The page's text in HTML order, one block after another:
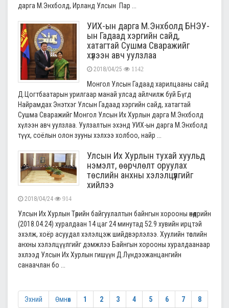
дарга М.Энхболд, Ирланд Улсын Пар ...
УИХ-ын дарга М.Энхболд БНЭУ-
ын Гадаад хэргийн сайд,
хатагтай Сушма Сваражийг
хүлээн авч уулзлаа
2018/04/25 1142
Монгол Улсын Гадаад харилцааны сайд
Д.Цогтбаатарын урилгаар манай улсад айлчилж буй Бүгд
Найрамдах Энэтхэг Улсын Гадаад хэргийн сайд, хатагтай
Сушма Сваражийг Монгол Улсын Их Хурлын дарга М.Энхболд
хүлээн авч уулзлаа. Уулзалтын эхэнд УИХ-ын дарга М.Энхболд
түүх, соёлын олон зууны хэлхээ холбоо, найр ...
Улсын Их Хурлын тухай хуульд
нэмэлт, өөрчлөлт оруулах
төслийн анхны хэлэлцүүлгийг
хийлээ
2018/04/24 914
Улсын Их Хурлын Төрийн байгуулалтын байнгын хорооны өнөөдрийн
(2018.04.24) хуралдаан 14 цаг 24 минутад 52.9 хувийн ирцтэй
эхэлж, хоёр асуудал хэлэлцэж шийдвэрлэлээ. Хуулийн төслийн
анхны хэлэлцүүлгийг дэмжлээ Байнгын хорооны хуралдаанаар
эхлээд Улсын Их Хурлын гишүүн Д.Лүндээжанцангийн
санаачлан бо ...
Эхний Өмнөх 1 2 3 4 5 6 7 8